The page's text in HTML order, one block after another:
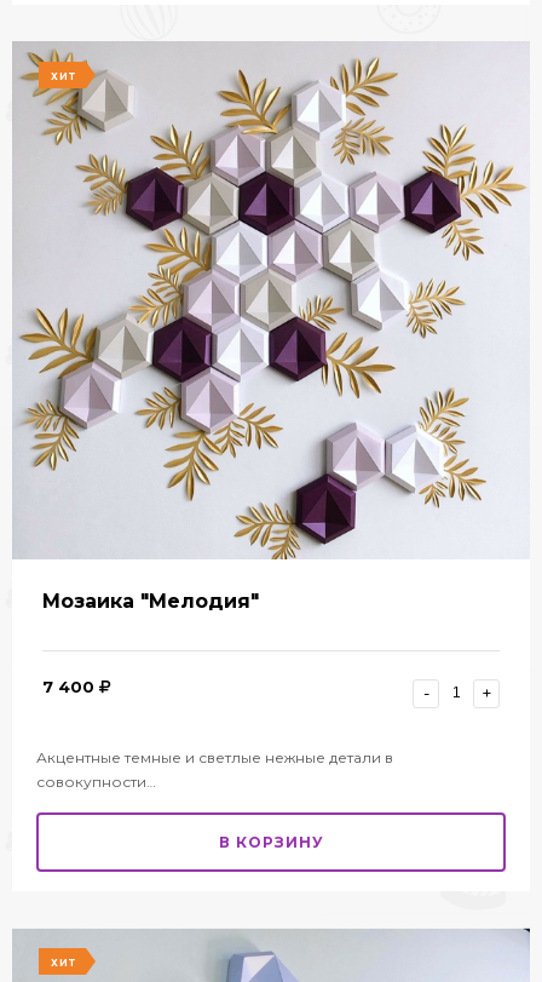
ХИТ
Мозаика "Мелодия"
7 400 - +
Акцентные темные и светлые нежные детали в
совокупности…
В КОРЗИНУ
ХИТ